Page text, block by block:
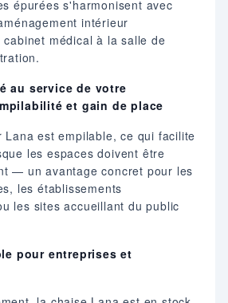
épurées s'harmonisent avec
intérieur
médical à la salle de
au service de votre
et gain de place
Lana est empilable, ce qui facilite
les espaces doivent être
— un avantage concret pour les
les établissements
les sites accueillant du public
pour entreprises et